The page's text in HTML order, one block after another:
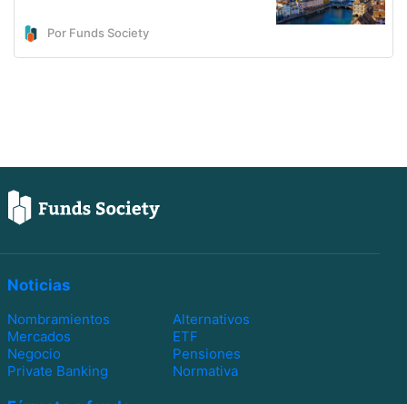
Por Funds Society
Noticias
Nombramientos
Alternativos
Mercados
ETF
Negocio
Pensiones
Private Banking
Normativa